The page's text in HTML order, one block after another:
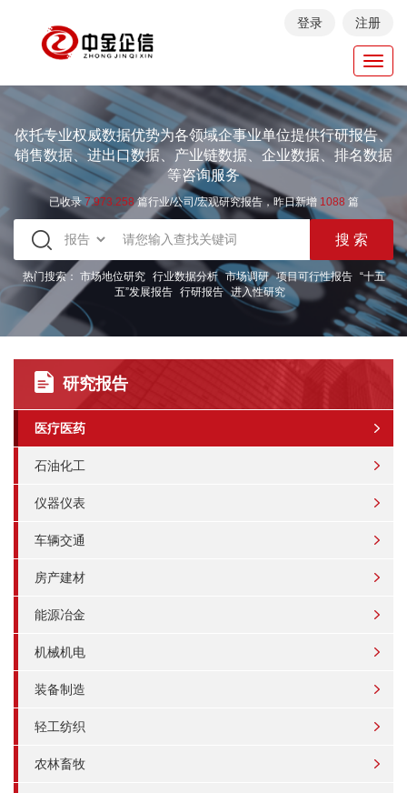
登录 注册
依托专业权威数据优势为各领域企事业单位提供行研报告、
销售数据、进出口数据、产业链数据、企业数据、排名数据
等咨询服务
已收录7.973.258篇行业/公司/宏观研究报告，昨日新增 1088 篇
热门搜索： 市场地位研究 行业数据分析 市场调研 项目可行性报告
“十五
五”发展报告 行研报告 进入性研究
研究报告
医疗医药
石油化工
仪器仪表
车辆交通
房产建材
能源冶金
机械机电
装备制造
轻工纺织
农林畜牧